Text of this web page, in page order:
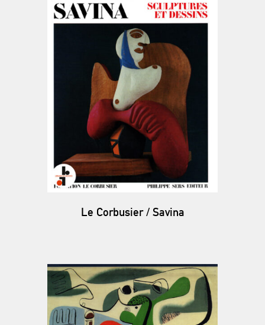
Le Corbusier / Savina